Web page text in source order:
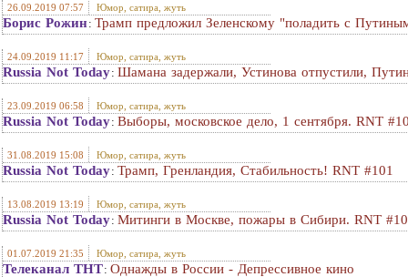
26.09.2019 07:57 Юмор, сатира, жуть
Борис Рожин: Трамп предложил Зеленскому "поладить с
24.09.2019 11:17 Юмор, сатира, жуть
Russia Not Today: Шамана задержали, Устинова отпустили,
23.09.2019 06:58 Юмор, сатира, жуть
Russia Not Today: Выборы, московское дело, 1 сентября. RNT
31.08.2019 15:08 Юмор, сатира, жуть
Russia Not Today: Трамп, Гренландия, Стабильность! RNT #101
13.08.2019 13:19 Юмор, сатира, жуть
Russia Not Today: Митинги в Москве, пожары в Сибири. RNT
01.07.2019 21:35 Юмор, сатира, жуть
Телеканал ТНТ: Однажды в России - Депрессивное кино